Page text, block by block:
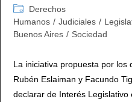
de
la
entrada:
la
entrada:
Categoría
de
la
Derechos
Humanos / Judiciales /
Buenos Aires / Sociedad
La iniciativa propuesta por los
Rubén Eslaiman y Facundo
declarar de Interés